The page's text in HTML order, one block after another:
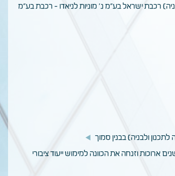
ארוכות וזנחה את הכוונה למימוש ייעוד ציבורי